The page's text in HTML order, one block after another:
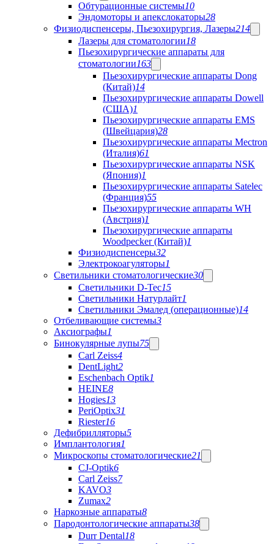
Обтурационные системы10
Эндомоторы и апекслокаторы28
Физиодиспенсеры, Пьезохирургия, Лазеры214
Лазеры для стоматологии18
Пьезохирургические аппараты для
стоматологии163
Пьезохирургические аппараты Dong
(Китай)14
Пьезохирургические аппараты Dowell
(США)1
Пьезохирургические аппараты EMS
(Швейцария)28
Пьезохирургические аппараты Mectron
(Италия)61
Пьезохирургические аппараты NSK
(Япония)1
Пьезохирургические аппараты Satelec
(Франция)55
Пьезохирургические аппараты WH
(Австрия)1
Пьезохирургические аппараты
Woodpecker (Китай)1
Физиодиспенсеры32
Электрокоагуляторы1
Светильники стоматологические30
Светильники D-Tec15
Светильники Натурлайт1
Светильники Эмалед (операционные)14
Отбеливающие системы3
Аксиографы1
Бинокулярные лупы75
Carl Zeiss4
DentLight2
Eschenbach Optik1
HEINE8
Hogies13
PeriOptix31
Riester16
Дефибрилляторы5
Имплантология1
Микроскопы стоматологические21
CJ-Optik6
Carl Zeiss7
KAVO3
Zumax2
Наркозные аппараты8
Пародонтологические аппараты38
Durr Dental18